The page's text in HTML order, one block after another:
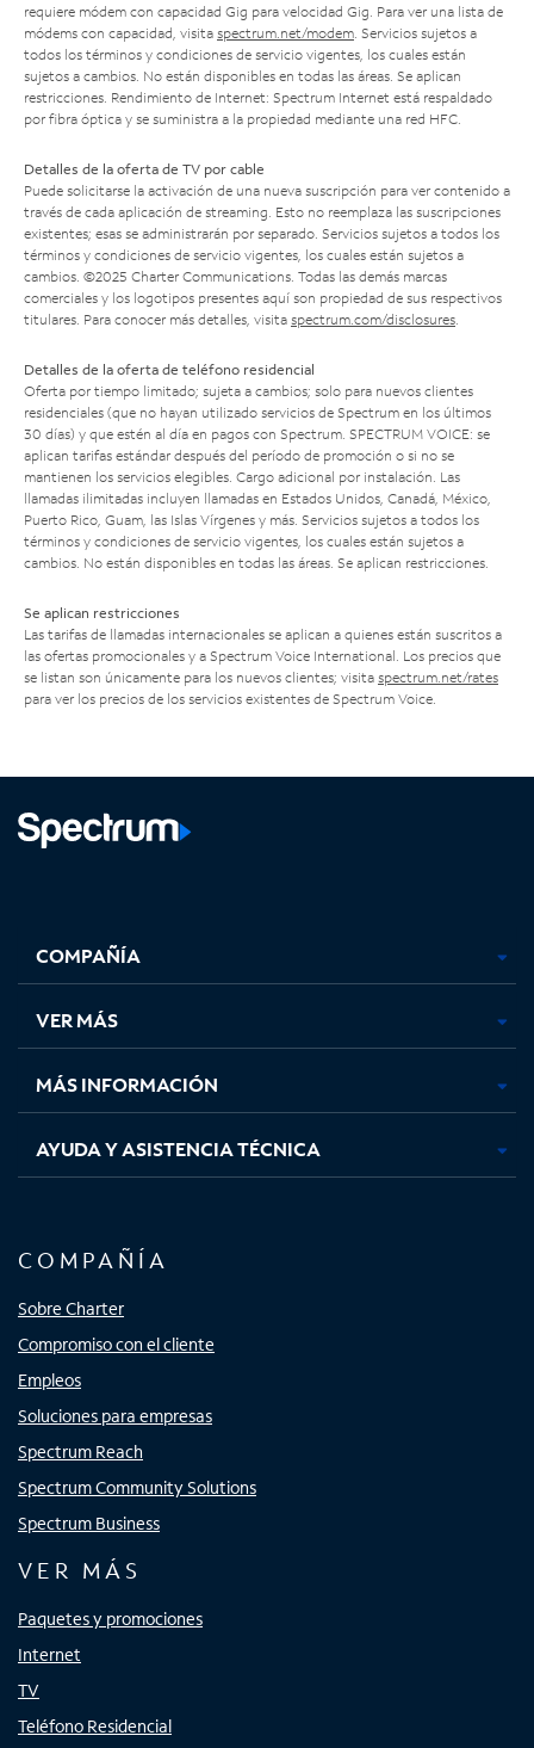
requiere módem con capacidad Gig para velocidad Gig. Para ver una lista de
módems con capacidad, visita spectrum.net/modem . Servicios sujetos a
todos los términos y condiciones de servicio vigentes, los cuales están
sujetos a cambios. No están disponibles en todas las áreas. Se aplican
restricciones. Rendimiento de Internet: Spectrum Internet está respaldado
por fibra óptica y se suministra a la propiedad mediante una red HFC.
Detalles de la oferta de TV por cable
Puede solicitarse la activación de una nueva suscripción para ver contenido a
través de cada aplicación de streaming. Esto no reemplaza las suscripciones
existentes; esas se administrarán por separado. Servicios sujetos a todos los
términos y condiciones de servicio vigentes, los cuales están sujetos a
cambios. ©2025 Charter Communications. Todas las demás marcas
comerciales y los logotipos presentes aquí son propiedad de sus respectivos
titulares. Para conocer más detalles, visita spectrum.com/disclosures
Detalles de la oferta de teléfono residencial
Oferta por tiempo limitado; sujeta a cambios; solo para nuevos clientes
residenciales (que no hayan utilizado servicios de Spectrum en los últimos
30 días) y que estén al día en pagos con Spectrum. SPECTRUM VOICE: se
aplican tarifas estándar después del período de promoción o si no se
mantienen los servicios elegibles. Cargo adicional por instalación. Las
llamadas ilimitadas incluyen llamadas en Estados Unidos, Canadá, México,
Puerto Rico, Guam, las Islas Vírgenes y más. Servicios sujetos a todos los
términos y condiciones de servicio vigentes, los cuales están sujetos a
cambios. No están disponibles en todas las áreas. Se aplican restricciones.
Se aplican restricciones
Las tarifas de llamadas internacionales se aplican a quienes están suscritos a
las ofertas promocionales y a Spectrum Voice International. Los precios que
se listan son únicamente para los nuevos clientes; visita spectrum.net/rates
para ver los precios de los servicios existentes de Spectrum Voice.
abre
en
pestaña
nueva
abre
en
pestaña
nueva
abre
en
pestaña
nueva
en
nueva
COMPAÑÍA
VER MÁS
MÁS INFORMACIÓN
AYUDA Y ASISTENCIA TÉCNICA
COMPAÑÍA
Sobre Charter
Compromiso con el cliente
Empleos
Soluciones para empresas
Spectrum Reach
Spectrum Community Solutions
Spectrum Business
VER MÁS
Paquetes y promociones
Internet
TV
Teléfono Residencial